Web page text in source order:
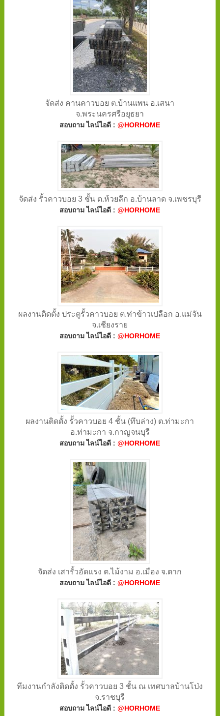
จัดส่ง คานคาวบอย ต.บ้านแพน อ.เสนา
จ.พระนครศรีอยุธยา
สอบถาม ไลน์ไอดี :@HORHOME
จัดส่ง รั้วคาวบอย 3 ชั้น ต.ห้วยลึก อ.บ้านลาด จ.เพชรบุรี
สอบถาม ไลน์ไอดี :@HORHOME
ผลงานติดตั้ง ประตูรั้วคาวบอย ต.ท่าข้าวเปลือก อ.แม่จัน
จ.เชียงราย
สอบถาม ไลน์ไอดี :@HORHOME
ผลงานติดตั้ง รั้วคาวบอย 4 ชั้น (ทึบล่าง) ต.ท่ามะกา
อ.ท่ามะกา จ.กาญจนบุรี
สอบถาม ไลน์ไอดี :@HORHOME
จัดส่ง เสารั้วอัดแรง ต.ไม้งาม อ.เมือง จ.ตาก
สอบถาม ไลน์ไอดี :@HORHOME
ทีมงานกำลังติดตั้ง รั้วคาวบอย 3 ชั้น ณ เทศบาลบ้านโป่ง
จ.ราชบุรี
สอบถาม ไลน์ไอดี :@HORHOME